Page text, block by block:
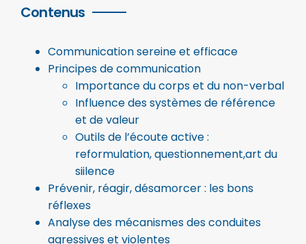
Contenus
Communication sereine et efficace
Principes de communication
Importance du corps et du non-verbal
Influence des systèmes de référence
et de valeur
Outils de l’écoute active :
reformulation, questionnement,art du
siilence
Prévenir, réagir, désamorcer : les bons
réflexes
Analyse des mécanismes des conduites
agressives et violentes